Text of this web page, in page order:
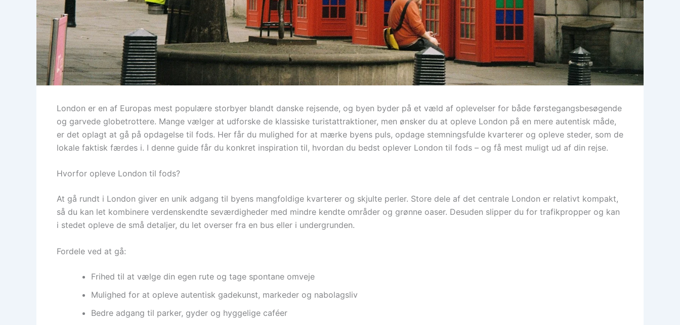
London er en af Europas mest populære storbyer blandt danske rejsende, og byen byder på et væld af oplevelser for både førstegangsbesøgende
og garvede globetrottere. Mange vælger at udforske de klassiske turistattraktioner, men ønsker du at opleve London på en mere autentisk måde,
er det oplagt at gå på opdagelse til fods. Her får du mulighed for at mærke byens puls, opdage stemningsfulde kvarterer og opleve steder, som de
lokale faktisk færdes i. I denne guide får du konkret inspiration til, hvordan du bedst oplever London til fods – og få mest muligt ud af din rejse.
Hvorfor opleve London til fods?
At gå rundt i London giver en unik adgang til byens mangfoldige kvarterer og skjulte perler. Store dele af det centrale London er relativt kompakt,
så du kan let kombinere verdenskendte seværdigheder med mindre kendte områder og grønne oaser. Desuden slipper du for trafikpropper og kan
i stedet opleve de små detaljer, du let overser fra en bus eller i undergrunden.
Fordele ved at gå:
Frihed til at vælge din egen rute og tage spontane omveje
Mulighed for at opleve autentisk gadekunst, markeder og nabolagsliv
Bedre adgang til parker, gyder og hyggelige caféer